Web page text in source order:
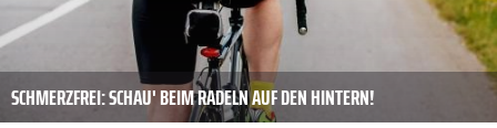
SCHMERZFREI: SCHAU' BEIM RADELN AUF DEN HINTERN!